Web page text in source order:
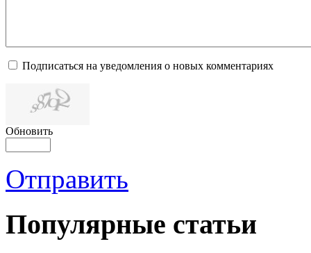
Подписаться на уведомления о новых комментариях
Обновить
Отправить
Популярные cтатьи